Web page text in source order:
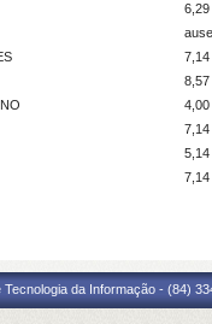
6,29
7,14
8,57
4,00
7,14
5,14
7,14
Tecnologia da Informação - (84)